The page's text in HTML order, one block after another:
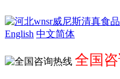
English 中文简体
全国咨